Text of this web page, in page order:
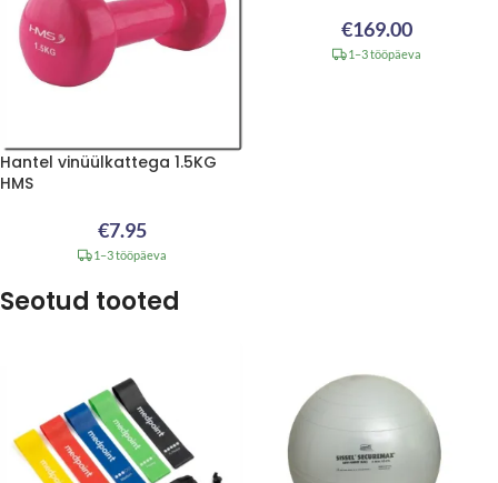
Hantel vinüülkattega 1.5KG
HMS
€7.95
1–3 tööpäeva
€169.00
1–3 tööpäeva
Seotud tooted